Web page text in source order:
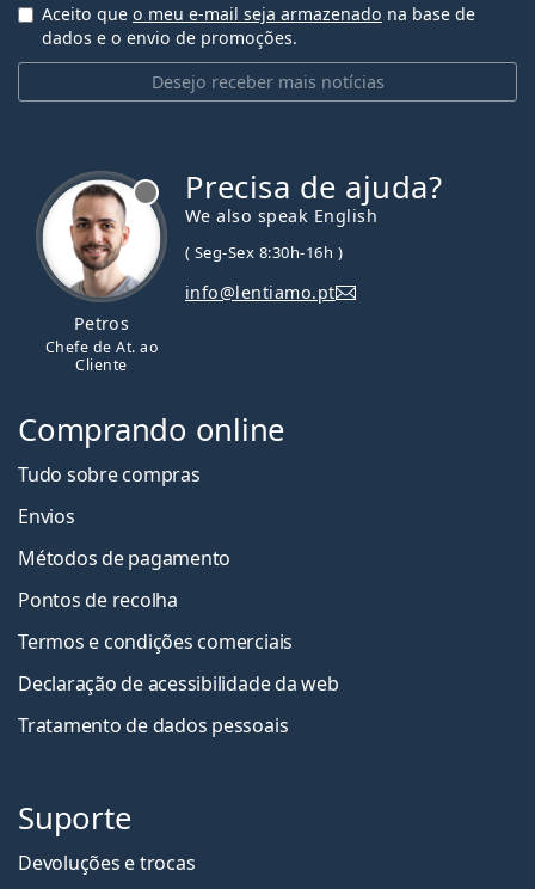
Desejo receber mais notícias
Aceito que o meu e-mail seja armazenado na base de
dados e o envio de promoções.
Petros
Chefe de At. ao
Cliente
Precisa de ajuda?
We also speak English
( Seg-Sex 8:30h-16h )
info@lentiamo.pt
Comprando online
Tudo sobre compras
Envios
Métodos de pagamento
Pontos de recolha
Termos e condições comerciais
Declaração de acessibilidade da web
Tratamento de dados pessoais
Suporte
Devoluções e trocas